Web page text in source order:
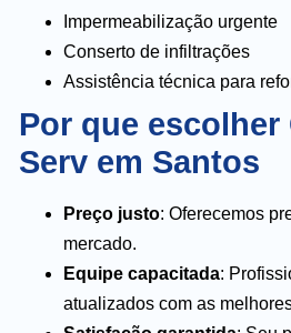
Impermeabilização urgente
Conserto de infiltrações
Assistência técnica para
Por que
Serv em Santos
Preço justo: Oferecemos
mercado.
Equipe capacitada:
atualizados com as